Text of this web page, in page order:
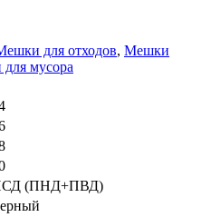
для отходов, Мешки
мусора
(ПНД+ПВД)